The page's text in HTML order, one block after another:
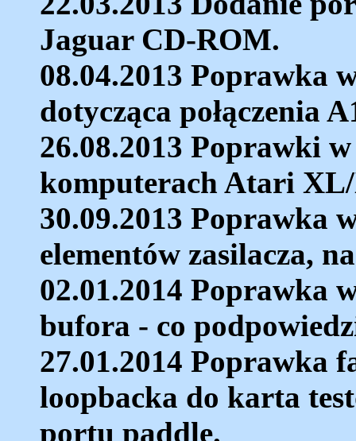
Jaguar CD-ROM.
08.04.2013 Poprawka
dotycząca połączenia
26.08.2013 Poprawki
komputerach Atari
30.09.2013 Poprawka
elementów zasilacza,
02.01.2014 Poprawka
bufora - co
27.01.2014 Poprawka
loopbacka do karta
portu paddle.